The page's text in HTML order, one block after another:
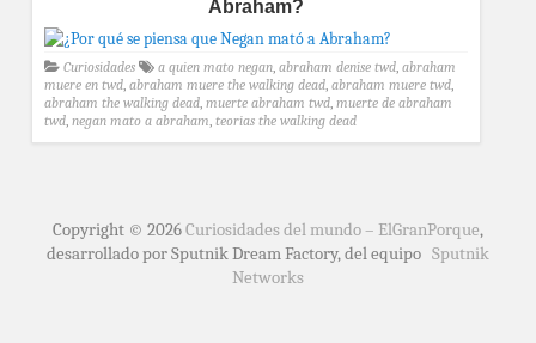
Abraham?
Curiosidades a quien mato negan, abraham denise twd, abraham
muere en twd, abraham muere the walking dead, abraham muere twd,
abraham the walking dead, muerte abraham twd, muerte de abraham
twd, negan mato a abraham, teorias the walking dead
Copyright © 2026Curiosidades del mundo – ElGranPorque,
desarrollado por Sputnik Dream Factory, del equipo Sputnik
Networks